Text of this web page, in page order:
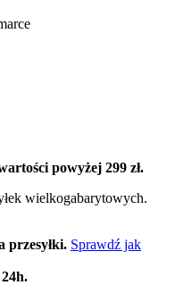
powyżej 299 zł.
wielkogabarytowych.
przesyłki. Sprawdź jak